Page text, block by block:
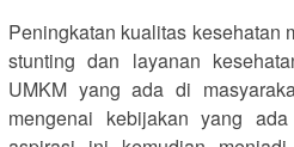
Peningkatan kualitas kesehatan
stunting dan layanan
UMKM yang ada di
mengenai kebijakan yang